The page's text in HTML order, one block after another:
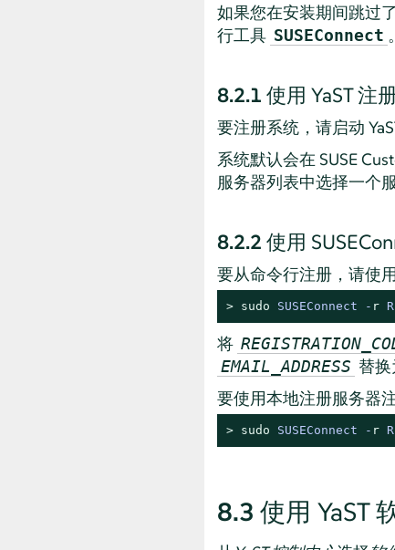
如果您在安装期间跳过
行工具 SUSEConnect 。
8.2.1 使用 YaST 注
要注册系统，请启动
系统默认会在 SUSE
服务器列表中选择一个
8.2.2 使用
要从命令行注册，请使
> sudo SUSEConnect - r
将
EMAIL_ADDRESS 替
要使用本地注册服务器
> sudo SUSEConnect - r
8.3 使用 YaST